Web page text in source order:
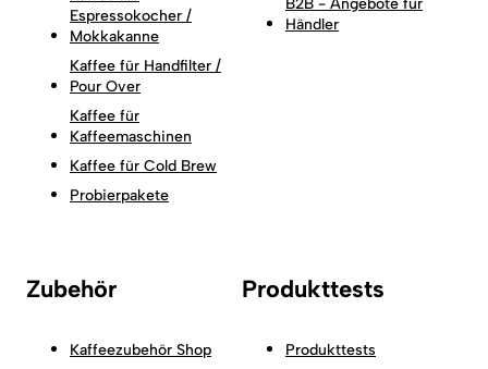
Espressokocher /
Mokkakanne
Kaffee für Handfilter /
Pour Over
Kaffee für
Kaffeemaschinen
Kaffee für Cold Brew
Probierpakete
B2B - Angebote für
Händler
Zubehör
Kaffeezubehör Shop
Produkttests
Produkttests